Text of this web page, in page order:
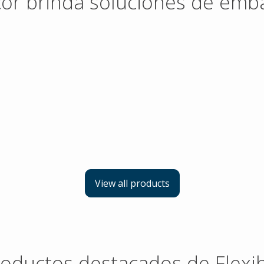
View all products